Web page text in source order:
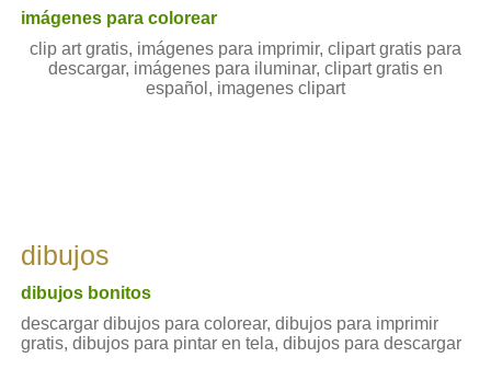
imágenes para colorear
clip art gratis, imágenes para imprimir, clipart gratis para
descargar, imágenes para iluminar, clipart gratis en
español, imagenes clipart
dibujos
dibujos bonitos
descargar dibujos para colorear, dibujos para imprimir
gratis, dibujos para pintar en tela, dibujos para descargar